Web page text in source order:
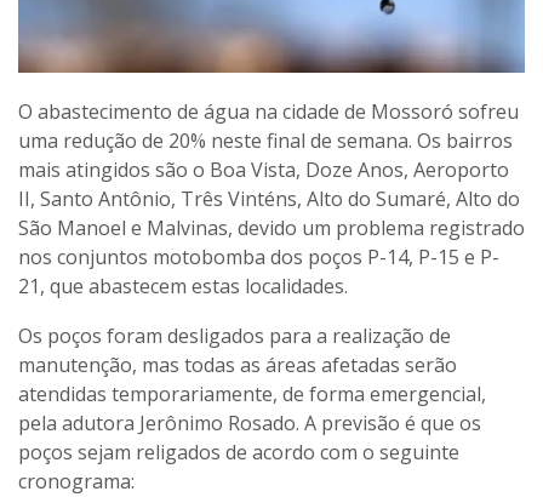
O abastecimento de água na cidade de Mossoró sofreu
uma redução de 20% neste final de semana. Os bairros
mais atingidos são o Boa Vista, Doze Anos, Aeroporto
II, Santo Antônio, Três Vinténs, Alto do Sumaré, Alto do
São Manoel e Malvinas, devido um problema registrado
nos conjuntos motobomba dos poços P-14, P-15 e P-
21, que abastecem estas localidades.
Os poços foram desligados para a realização de
manutenção, mas todas as áreas afetadas serão
atendidas temporariamente, de forma emergencial,
pela adutora Jerônimo Rosado. A previsão é que os
poços sejam religados de acordo com o seguinte
cronograma: